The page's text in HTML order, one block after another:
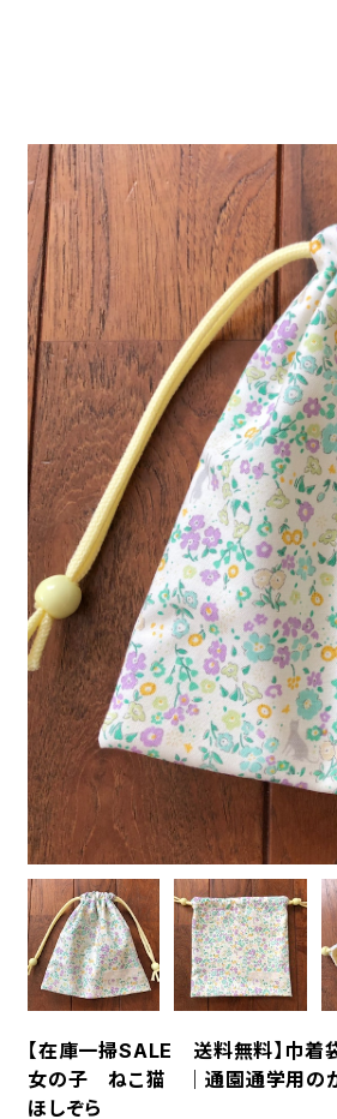
【在庫一掃SALE 送料無料】巾
女の子 ねこ猫 ｜通園通学用の
ほしぞら